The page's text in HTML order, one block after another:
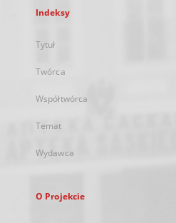
Indeksy
Tytuł
Twórca
Współtwórca
Temat
Wydawca
O Projekcie